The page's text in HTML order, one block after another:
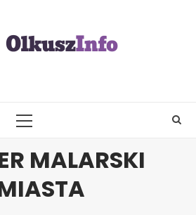
PRIMARY
MALARSKI